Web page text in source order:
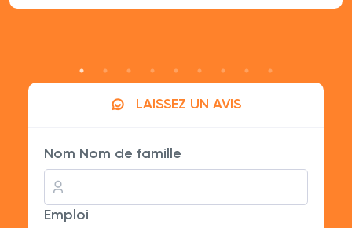
LAISSEZ UN AVIS
Nom Nom de famille
Emploi